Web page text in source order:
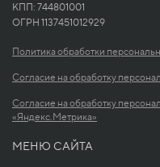
КПП: 744801001
ОГРН 1137451012929
Политика обработки
Согласие на обработку
Согласие на обработку
«Яндекс.Метрика»
МЕНЮ САЙТА